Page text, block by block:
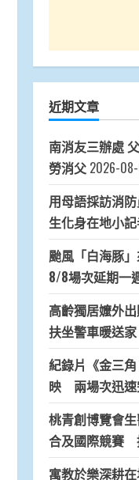
近期文章
南消友三辦處
勞消父 2026-
用母語採訪消
生化身在地小
颱風「白海豚
8/8場次延期一
高齡獨居嬤外
扶坐警車暖送家
紀錄片《金三
映 兩場次迅速
桃青創博覽會
合及國際競賽
寓教於樂深耕